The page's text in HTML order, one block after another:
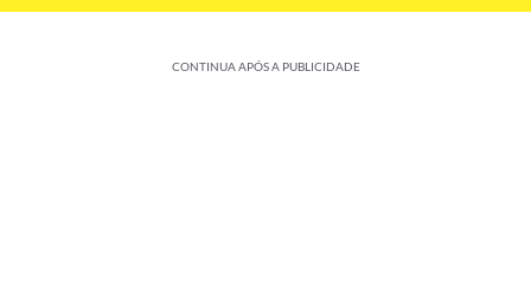
CONTINUA APÓS A PUBLICIDADE